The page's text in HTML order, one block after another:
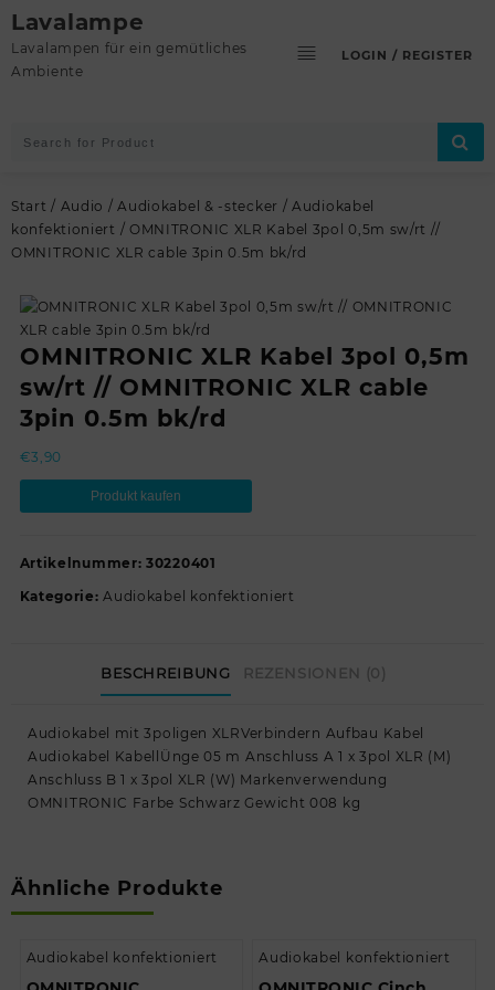
Skip
to
content
Lavalampe
Lavalampen für ein gemütliches
Ambiente
LOGIN / REGISTER
Start / Audio /Audiokabel & -stecker /Audiokabel
konfektioniert / OMNITRONIC XLR Kabel 3pol 0,5m sw/rt //
OMNITRONIC XLR cable 3pin 0.5m bk/rd
OMNITRONIC XLR Kabel 3pol 0,5m
sw/rt // OMNITRONIC XLR cable
3pin 0.5m bk/rd
€3,90
Produkt kaufen
Artikelnummer: 30220401
Kategorie:Audiokabel konfektioniert
BESCHREIBUNG REZENSIONEN (0)
Audiokabel mit 3poligen XLRVerbindern Aufbau Kabel
Audiokabel KabellÜnge 05 m Anschluss A 1 x 3pol XLR (M)
Anschluss B 1 x 3pol XLR (W) Markenverwendung
OMNITRONIC Farbe Schwarz Gewicht 008 kg
Ähnliche Produkte
Audiokabel konfektioniert Audiokabel konfektioniert